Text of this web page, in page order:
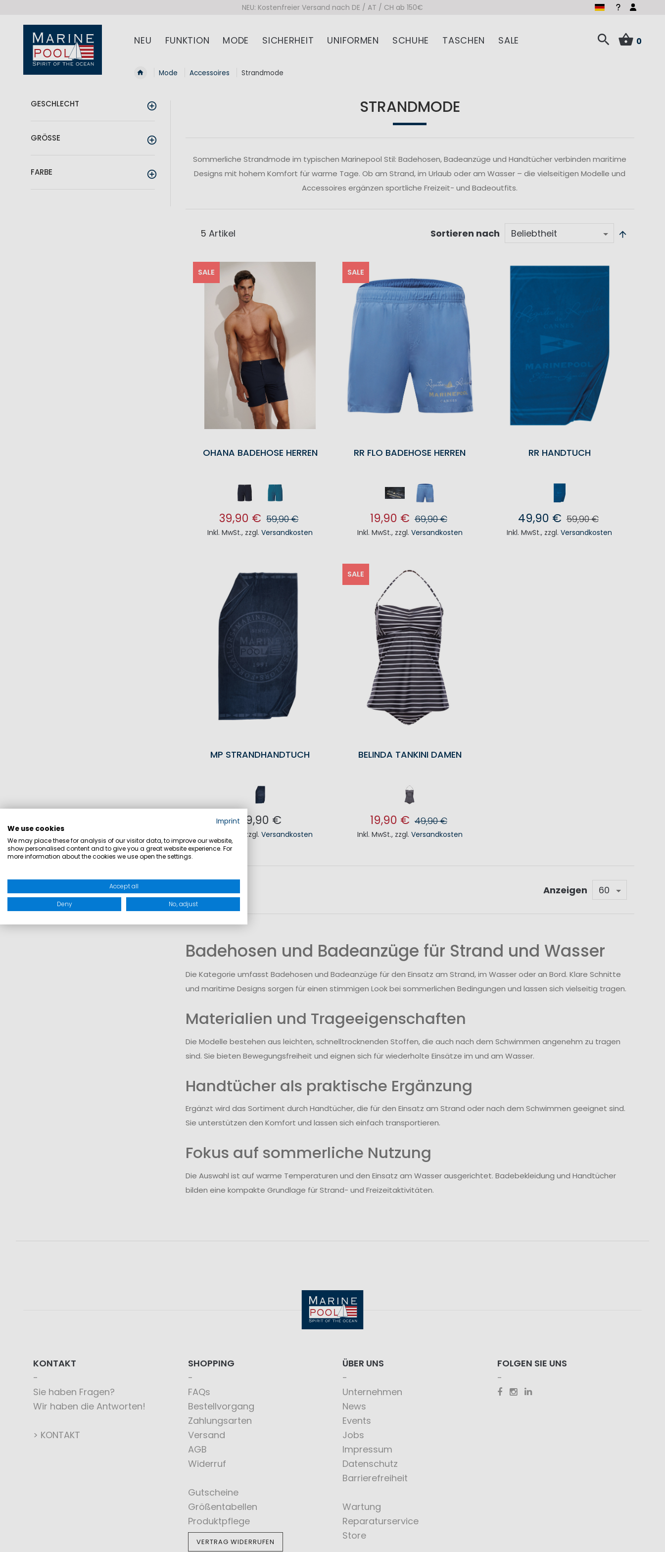
NEU: Kostenfreier Versand nach DE / AT / CH ab 150€
NEU FUNKTION MODE SICHERHEIT UNIFORMEN SCHUHE TASCHEN SALE 0
Mode Accessoires Strandmode
STRANDMODE
Sommerliche Strandmode im typischen Marinepool Stil: Badehosen, Badeanzüge und Handtücher verbinden maritime
Designs mit hohem Komfort für warme Tage. Ob am Strand, im Urlaub oder am Wasser – die vielseitigen Modelle und
Accessoires ergänzen sportliche Freizeit- und Badeoutfits.
5 Artikel Sortieren nach
SALE
OHANA BADEHOSE HERREN
39,90 € 59,90 €
Inkl. MwSt., zzgl.Versandkosten
SALE
RR FLO BADEHOSE HERREN
19,90 € 69,90 €
Inkl. MwSt., zzgl. Versandkosten
RR HANDTUCH
49,90 € 59,90 €
Inkl. MwSt., zzgl.Versandkosten
MP STRANDHANDTUCH
59,90 €
zzgl.Versandkosten
IN DEN WARENKORB
SALE
BELINDA TANKINI DAMEN
19,90 € 49,90 €
Inkl. MwSt., zzgl. Versandkosten
Anzeigen
Badehosen und Badeanzüge für Strand und Wasser
Die Kategorie umfasst Badehosen und Badeanzüge für den Einsatz am Strand, im Wasser oder an Bord. Klare Schnitte
und maritime Designs sorgen für einen stimmigen Look bei sommerlichen Bedingungen und lassen sich vielseitig tragen.
Materialien und Trageeigenschaften
Die Modelle bestehen aus leichten, schnelltrocknenden Stoffen, die auch nach dem Schwimmen angenehm zu tragen
sind. Sie bieten Bewegungsfreiheit und eignen sich für wiederholte Einsätze im und am Wasser.
Handtücher als praktische Ergänzung
Ergänzt wird das Sortiment durch Handtücher, die für den Einsatz am Strand oder nach dem Schwimmen geeignet sind.
Sie unterstützen den Komfort und lassen sich einfach transportieren.
Fokus auf sommerliche Nutzung
Die Auswahl ist auf warme Temperaturen und den Einsatz am Wasser ausgerichtet. Badebekleidung und Handtücher
bilden eine kompakte Grundlage für Strand- und Freizeitaktivitäten.
GESCHLECHT
GRÖSSE
FARBE
KONTAKT
Sie haben Fragen?
Wir haben die Antworten!
> KONTAKT
SHOPPING
FAQs
Bestellvorgang
Zahlungsarten
Versand
AGB
Widerruf
Gutscheine
Größentabellen
Produktpflege
VERTRAG WIDERRUFEN
ÜBER UNS
Unternehmen
News
Events
Jobs
Impressum
Datenschutz
Barrierefreiheit
Wartung
Reparaturservice
Store
FOLGEN SIE UNS
Imprint
We use cookies
We may place these for analysis of our visitor data, to improve our website,
show personalised content and to give you a great website experience. For
more information about the cookies we use open the settings.
Accept all
Deny No, adjust